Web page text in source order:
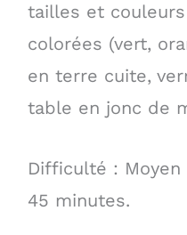
tailles et
colorées (vert,
en terre cuite,
table en jonc de
Difficulté : Moyen
45 minutes.